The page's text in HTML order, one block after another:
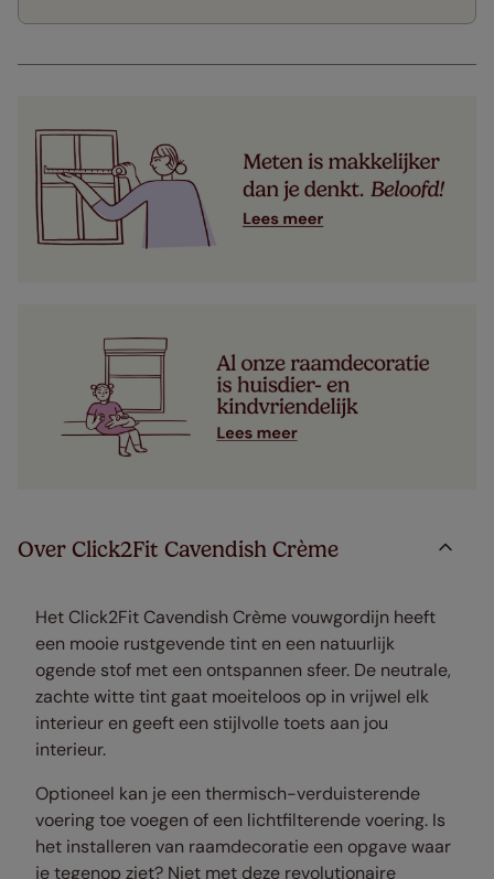
Over Click2Fit Cavendish Crème
Het Click2Fit Cavendish Crème vouwgordijn heeft
een mooie rustgevende tint en een natuurlijk
ogende stof met een ontspannen sfeer. De neutrale,
zachte witte tint gaat moeiteloos op in vrijwel elk
interieur en geeft een stijlvolle toets aan jou
interieur.
Optioneel kan je een thermisch-verduisterende
voering toe voegen of een lichtfilterende voering. Is
het installeren van raamdecoratie een opgave waar
je tegenop ziet? Niet met deze revolutionaire